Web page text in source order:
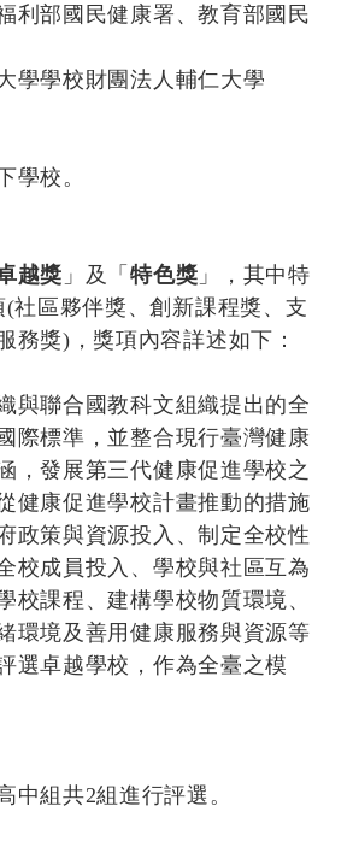
利部國民健康署、教育部國民
學學校財團法人輔仁大學
學校。
越獎 」及「特色獎 」，其中特
社區夥伴獎、創新課程獎、支
務獎)，獎項內容詳述如下：
與聯合國教科文組織提出的全
際標準，並整合現行臺灣健康
，發展第三代健康促進學校之
健康促進學校計畫推動的措施
政策與資源投入、制定全校性
校成員投入、學校與社區互為
校課程、建構學校物質環境、
環境及善用健康服務與資源等
選卓越學校，作為全臺之模
中組共2組進行評選。